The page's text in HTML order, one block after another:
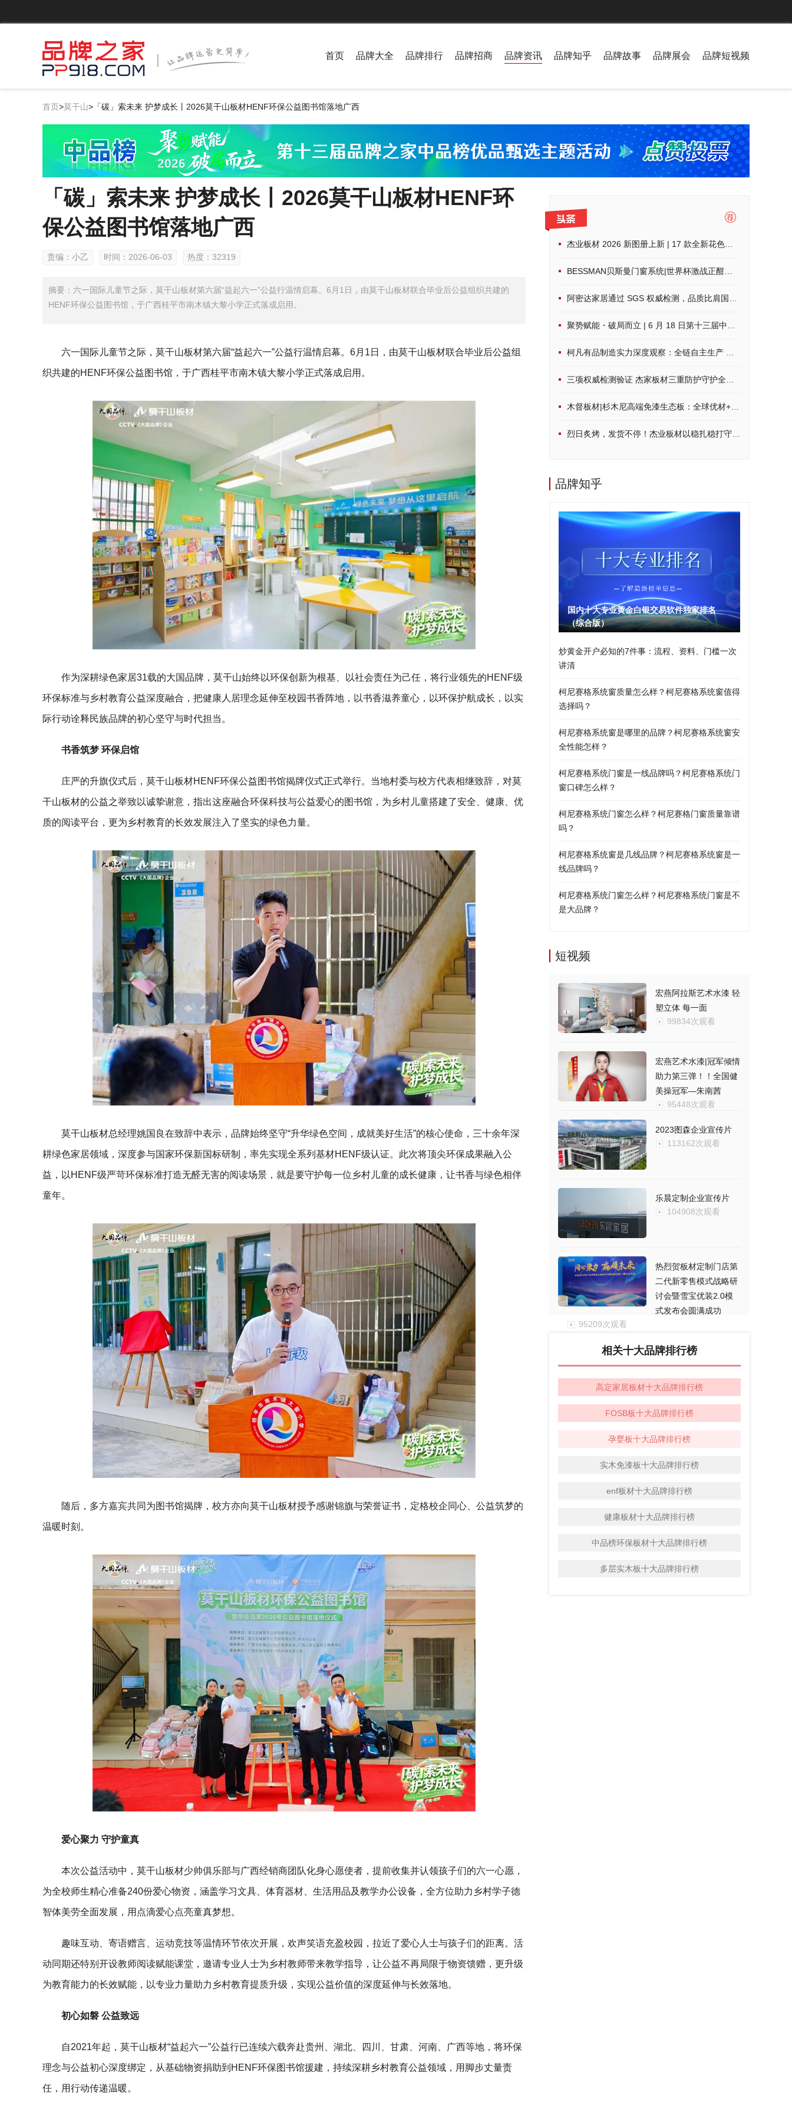
首页 品牌大全 品牌排行 品牌招商 品牌资讯 品牌知乎 品牌故事 品牌展会 品牌短视频
首页>莫干山> 「碳」索未来 护梦成长丨2026莫干山板材HENF环保公益图书馆落地广西
「碳」索未来 护梦成长丨2026莫干山板材HENF环
保公益图书馆落地广西
责编：小乙 时间：2026-06-03 热度：32319
摘要：六一国际儿童节之际，莫干山板材第六届“益起六一”公益行温情启幕。6月1日，由莫干山板材联合毕业后公益组织共建的
HENF环保公益图书馆，于广西桂平市南木镇大黎小学正式落成启用。
六一国际儿童节之际，莫干山板材第六届“益起六一”公益行温情启幕。6月1日，由莫干山板材联合毕业后公益组
织共建的HENF环保公益图书馆，于广西桂平市南木镇大黎小学正式落成启用。
作为深耕绿色家居31载的大国品牌，莫干山始终以环保创新为根基、以社会责任为己任，将行业领先的HENF级
环保标准与乡村教育公益深度融合，把健康人居理念延伸至校园书香阵地，以书香滋养童心，以环保护航成长，以实
际行动诠释民族品牌的初心坚守与时代担当。
书香筑梦 环保启馆
庄严的升旗仪式后，莫干山板材HENF环保公益图书馆揭牌仪式正式举行。当地村委与校方代表相继致辞，对莫
干山板材的公益之举致以诚挚谢意，指出这座融合环保科技与公益爱心的图书馆，为乡村儿童搭建了安全、健康、优
质的阅读平台，更为乡村教育的长效发展注入了坚实的绿色力量。
莫干山板材总经理姚国良在致辞中表示，品牌始终坚守“升华绿色空间，成就美好生活”的核心使命，三十余年深
耕绿色家居领域，深度参与国家环保新国标研制，率先实现全系列基材HENF级认证。此次将顶尖环保成果融入公
益，以HENF级严苛环保标准打造无醛无害的阅读场景，就是要守护每一位乡村儿童的成长健康，让书香与绿色相伴
童年。
随后，多方嘉宾共同为图书馆揭牌，校方亦向莫干山板材授予感谢锦旗与荣誉证书，定格校企同心、公益筑梦的
温暖时刻。
爱心聚力 守护童真
本次公益活动中，莫干山板材少帅俱乐部与广西经销商团队化身心愿使者，提前收集并认领孩子们的六一心愿，
为全校师生精心准备240份爱心物资，涵盖学习文具、体育器材、生活用品及教学办公设备，全方位助力乡村学子德
智体美劳全面发展，用点滴爱心点亮童真梦想。
趣味互动、寄语赠言、运动竞技等温情环节依次开展，欢声笑语充盈校园，拉近了爱心人士与孩子们的距离。活
动同期还特别开设教师阅读赋能课堂，邀请专业人士为乡村教师带来教学指导，让公益不再局限于物资馈赠，更升级
为教育能力的长效赋能，以专业力量助力乡村教育提质升级，实现公益价值的深度延伸与长效落地。
初心如磐 公益致远
自2021年起，莫干山板材“益起六一”公益行已连续六载奔赴贵州、湖北、四川、甘肃、河南、广西等地，将环保
理念与公益初心深度绑定，从基础物资捐助到HENF环保图书馆援建，持续深耕乡村教育公益领域，用脚步丈量责
任，用行动传递温暖。
杰业板材 2026 新图册上新 | 17 款全新花色，解锁家装高阶美学
BESSMAN贝斯曼门窗系统|世界杯激战正酣，硬核配置打造沉浸式观赛空间
阿密达家居通过 SGS 权威检测，品质比肩国际标准
聚势赋能・破局而立 | 6 月 18 日第十三届中品榜荣耀启幕，共鉴家居建材行业品牌力量
柯凡有品制造实力深度观察：全链自主生产 筑牢一体化发展根基
三项权威检测验证 杰家板材三重防护守护全周期居家健康
木督板材|杉木尼高端免漆生态板：全球优材+环保科技，定制品质家居
烈日炙烤，发货不停！杰业板材以稳扎稳打守护品质承诺
品牌知乎
国内十大专业黄金白银交易软件独家排名
（综合版）
炒黄金开户必知的7件事：流程、资料、门槛一次
讲清
柯尼赛格系统窗质量怎么样？柯尼赛格系统窗值得
选择吗？
柯尼赛格系统窗是哪里的品牌？柯尼赛格系统窗安
全性能怎样？
柯尼赛格系统门窗是一线品牌吗？柯尼赛格系统门
窗口碑怎么样？
柯尼赛格系统门窗怎么样？柯尼赛格门窗质量靠谱
吗？
柯尼赛格系统窗是几线品牌？柯尼赛格系统窗是一
线品牌吗？
柯尼赛格系统门窗怎么样？柯尼赛格系统门窗是不
是大品牌？
短视频
宏燕阿拉斯艺术水漆 轻
塑立体 每一面
99834次观看
宏燕艺术水漆|冠军倾情
助力第三弹！！全国健
美操冠军—朱南茜
95448次观看
2023图森企业宣传片
113162次观看
乐晨定制企业宣传片
104908次观看
热烈贺板材定制门店第
二代新零售模式战略研
讨会暨雪宝优装2.0模
式发布会圆满成功
95209次观看
相关十大品牌排行榜
高定家居板材十大品牌排行榜
FOSB板十大品牌排行榜
孕婴板十大品牌排行榜
实木免漆板十大品牌排行榜
enf板材十大品牌排行榜
健康板材十大品牌排行榜
中品榜环保板材十大品牌排行榜
多层实木板十大品牌排行榜